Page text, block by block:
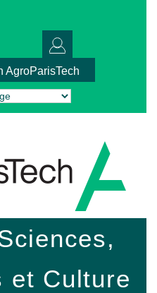
AgroParisTech
Translate
et Culture